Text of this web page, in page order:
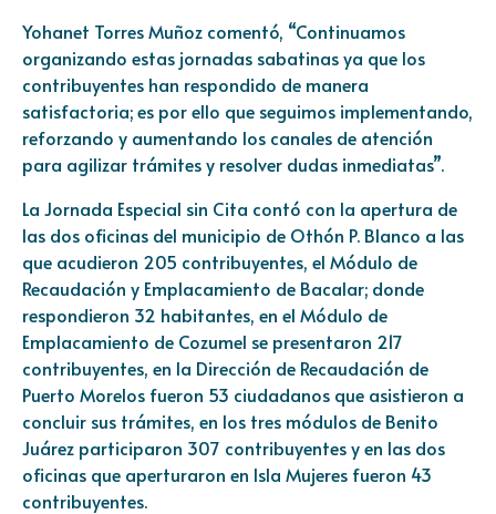
Yohanet Torres Muñoz comentó, “Continuamos
organizando estas jornadas sabatinas ya que los
contribuyentes han respondido de manera
satisfactoria; es por ello que seguimos implementando,
reforzando y aumentando los canales de atención
para agilizar trámites y resolver dudas inmediatas”.
La Jornada Especial sin Cita contó con la apertura de
las dos oficinas del municipio de Othón P. Blanco a las
que acudieron 205 contribuyentes, el Módulo de
Recaudación y Emplacamiento de Bacalar; donde
respondieron 32 habitantes, en el Módulo de
Emplacamiento de Cozumel se presentaron 217
contribuyentes, en la Dirección de Recaudación de
Puerto Morelos fueron 53 ciudadanos que asistieron a
concluir sus trámites, en los tres módulos de Benito
Juárez participaron 307 contribuyentes y en las dos
oficinas que aperturaron en Isla Mujeres fueron 43
contribuyentes.